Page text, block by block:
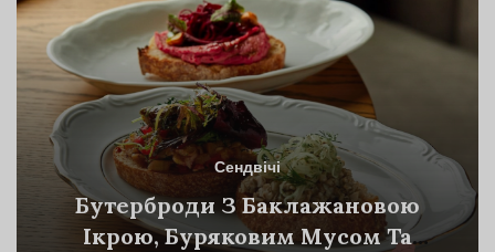
Сендвічі
Бутерброди З Баклажановою
Ікрою, Буряковим Мусом Та